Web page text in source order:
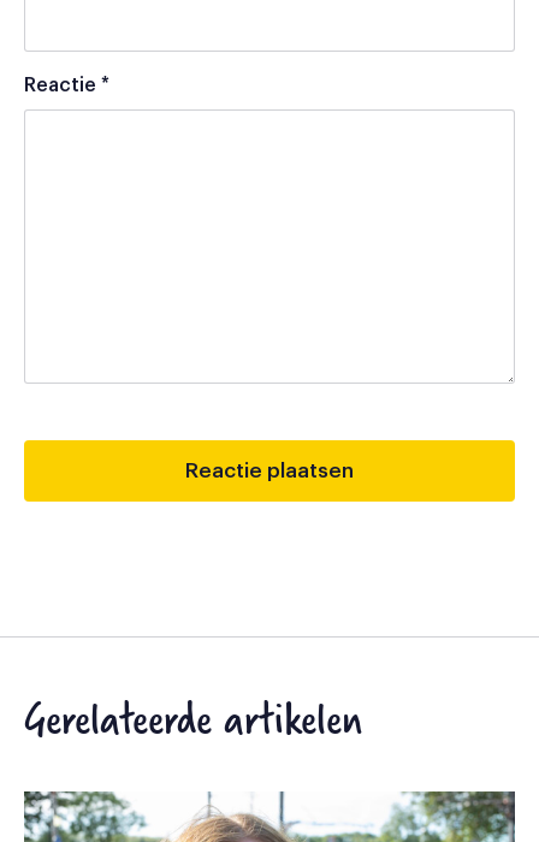
Reactie *
Gerelateerde artikelen